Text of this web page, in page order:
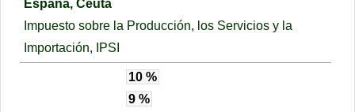
España, Ceuta
Impuesto sobre la Producción, los Servicios y la
Importación, IPSI
10 %
9 %